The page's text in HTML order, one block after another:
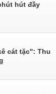
hút đầy
cát tặc": Thu